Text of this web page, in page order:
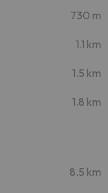
730 m
1.1 km
1.5 km
1.8 km
8.5 km